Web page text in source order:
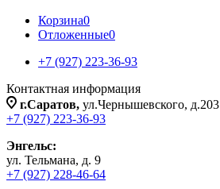
Корзина0
Отложенные0
+7 (927) 223-36-93
Контактная информация
г.Саратов, ул.Чернышевского, д.203
+7 (927) 223-36-93
Энгельс:
ул. Тельмана, д. 9
+7 (927) 228-46-64